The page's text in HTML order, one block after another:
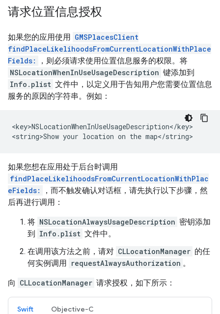
请求位置信息授权
如果您的应用使用 GMSPlacesClient
findPlaceLikelihoodsFromCurrentLocationWithPlace
Fields:
，则必须请求使用位置信息服务的权限。将
NSLocationWhenInUseUsageDescription 键添加到
Info.plist 文件中，以定义用于告知用户您需要位置信息
服务的原因的字符串。例如：
<key>NSLocationWhenInUseUsageDescription</key>
<string>Show your location on the map</string>
如果您想在应用处于后台时调用
findPlaceLikelihoodsFromCurrentLocationWithPlac
eFields:
，而不触发确认对话框，请先执行以下步骤，然
后再进行调用：
将 NSLocationAlwaysUsageDescription 密钥添加
到 Info.plist 文件中。
在调用该方法之前，请对 CLLocationManager 的任
何实例调用 requestAlwaysAuthorization 。
向 CLLocationManager 请求授权，如下所示：
Swift Objective-C